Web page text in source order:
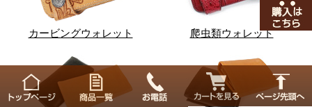
カービングウォレット 爬虫類ウォレット